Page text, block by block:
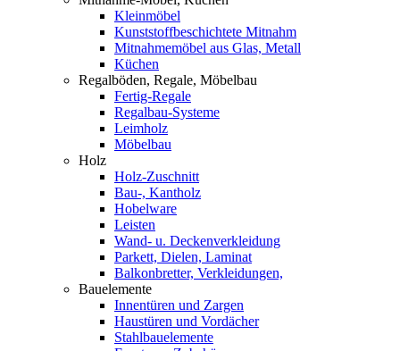
Kleinmöbel
Kunststoffbeschichtete Mitnahm
Mitnahmemöbel aus Glas, Metall
Küchen
Regalböden, Regale, Möbelbau
Fertig-Regale
Regalbau-Systeme
Leimholz
Möbelbau
Holz
Holz-Zuschnitt
Bau-, Kantholz
Hobelware
Leisten
Wand- u. Deckenverkleidung
Parkett, Dielen, Laminat
Balkonbretter, Verkleidungen,
Bauelemente
Innentüren und Zargen
Haustüren und Vordächer
Stahlbauelemente